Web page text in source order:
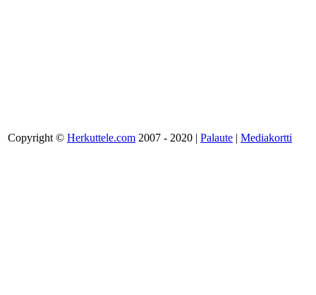
Copyright © Herkuttele.com 2007 - 2020 | Palaute | Mediakortti